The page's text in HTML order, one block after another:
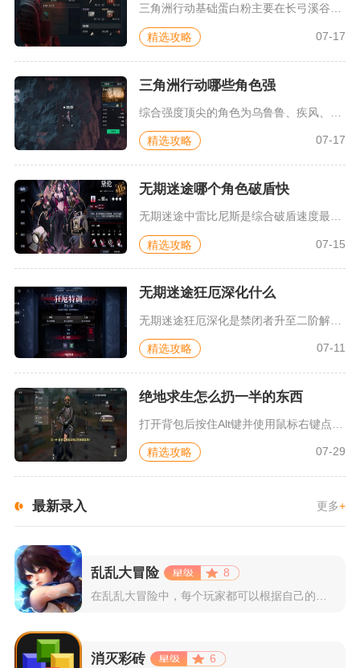
三角洲行动基础蛋白粉主要在长弓溪谷家居类物资点位露天拾取，零...
精选攻略 07-17
三角洲行动哪些角色强
精选攻略 07-17
无期迷途哪个角色破盾快
无期迷途中雷比尼斯是综合破盾速度最快的角色，群体多目标破核场...
精选攻略 07-15
无期迷途狂厄深化什么
无期迷途狂厄深化是禁闭者升至二阶解锁的核心被动机制，同时也是...
精选攻略 07-11
绝地求生怎么扔一半的东西
精选攻略 07-29
最新录入 更多+
乱乱大冒险
8
在乱乱大冒险中，每个玩家都可以根据自己的喜好选择和培养角色，...
消灭彩砖
6